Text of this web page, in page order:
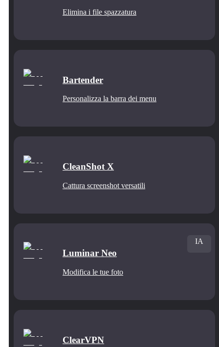
Elimina i file spazzatura
Bartender
Personalizza la barra dei menu
CleanShot X
Cattura screenshot versatili
Luminar Neo
Modifica le tue foto
IA
ClearVPN